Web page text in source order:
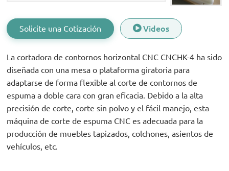
Solicite una Cotización Videos
La cortadora de contornos horizontal CNC CNCHK-4 ha sido
diseñada con una mesa o plataforma giratoria para
adaptarse de forma flexible al corte de contornos de
espuma a doble cara con gran eficacia. Debido a la alta
precisión de corte, corte sin polvo y el fácil manejo, esta
máquina de corte de espuma CNC es adecuada para la
producción de muebles tapizados, colchones, asientos de
vehículos, etc.